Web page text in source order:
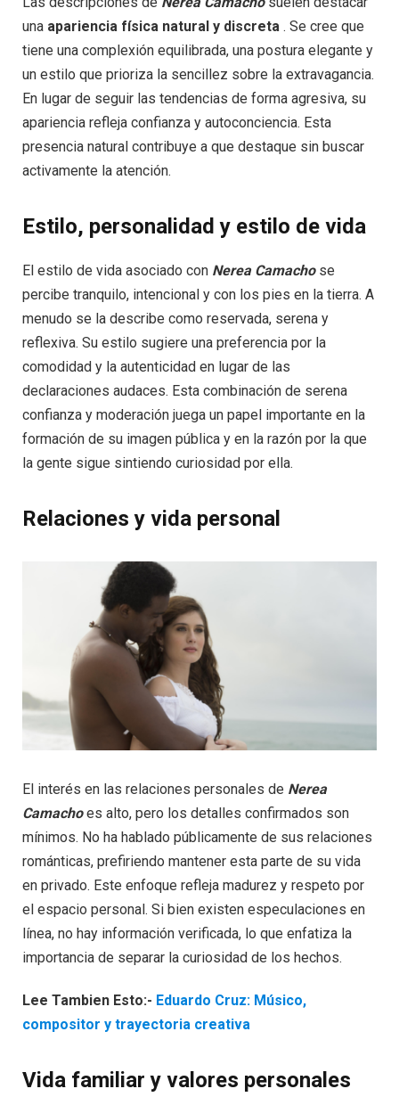
una apariencia física natural y discreta . Se cree que
tiene una complexión equilibrada, una postura elegante y
un estilo que prioriza la sencillez sobre la extravagancia.
En lugar de seguir las tendencias de forma agresiva, su
apariencia refleja confianza y autoconciencia. Esta
presencia natural contribuye a que destaque sin buscar
activamente la atención.
Estilo, personalidad y estilo de vida
El estilo de vida asociado con Nerea Camachose
percibe tranquilo, intencional y con los pies en la tierra. A
menudo se la describe como reservada, serena y
reflexiva. Su estilo sugiere una preferencia por la
comodidad y la autenticidad en lugar de las
declaraciones audaces. Esta combinación de serena
confianza y moderación juega un papel importante en la
formación de su imagen pública y en la razón por la que
la gente sigue sintiendo curiosidad por ella.
Relaciones y vida personal
El interés en las relaciones personales de Nerea
Camachoes alto, pero los detalles confirmados son
mínimos. No ha hablado públicamente de sus relaciones
románticas, prefiriendo mantener esta parte de su vida
en privado. Este enfoque refleja madurez y respeto por
el espacio personal. Si bien existen especulaciones en
línea, no hay información verificada, lo que enfatiza la
importancia de separar la curiosidad de los hechos.
Lee Tambien Esto:- Eduardo Cruz: Músico,
compositor y trayectoria creativa
Vida familiar y valores personales